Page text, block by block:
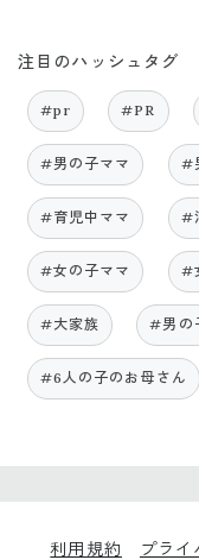
注目のハッシュタグ
#pr #PR
#男の子ママ #
#育児中ママ #
#女の子ママ #
#大家族 #男の
#6人の子のお母さん
利用規約 プライ